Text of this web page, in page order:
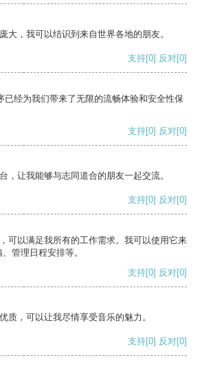
大，我可以结识到来自世界各地的朋友。
支持[0] 反对[0]
已经为我们带来了无限的流畅体验和安全性保
支持[0] 反对[0]
，让我能够与志同道合的朋友一起交流。
支持[0] 反对[0]
可以满足我所有的工作需求。我可以使用它来
管理日程安排等。
支持[0] 反对[0]
质，可以让我尽情享受音乐的魅力。
支持[0] 反对[0]